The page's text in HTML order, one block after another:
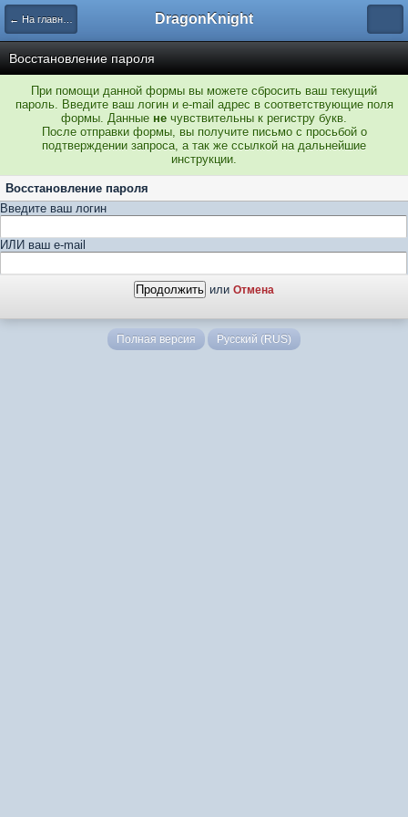
← На главную DragonKnight
Восстановление пароля
При помощи данной формы вы можете сбросить ваш текущий
пароль. Введите ваш логин и e-mail адрес в соответствующие поля
формы. Данные не чувствительны к регистру букв.
После отправки формы, вы получите письмо с просьбой о
подтверждении запроса, а так же ссылкой на дальнейшие
инструкции.
Восстановление пароля
Введите ваш логин
ИЛИ ваш e-mail
или Отмена
Полная версия Русский (RUS)